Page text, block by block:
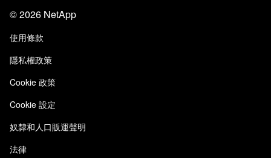
信任中心
責任與永續
品質認證
NetApp Instaclustr
部落格
客戶使用經驗
客戶成功案例
網站意見反應
存取性
電子郵件訂閱
©2026 NetApp
使用條款
隱私權政策
Cookie 政策
Cookie 設定
奴隸和人口販運聲明
法律